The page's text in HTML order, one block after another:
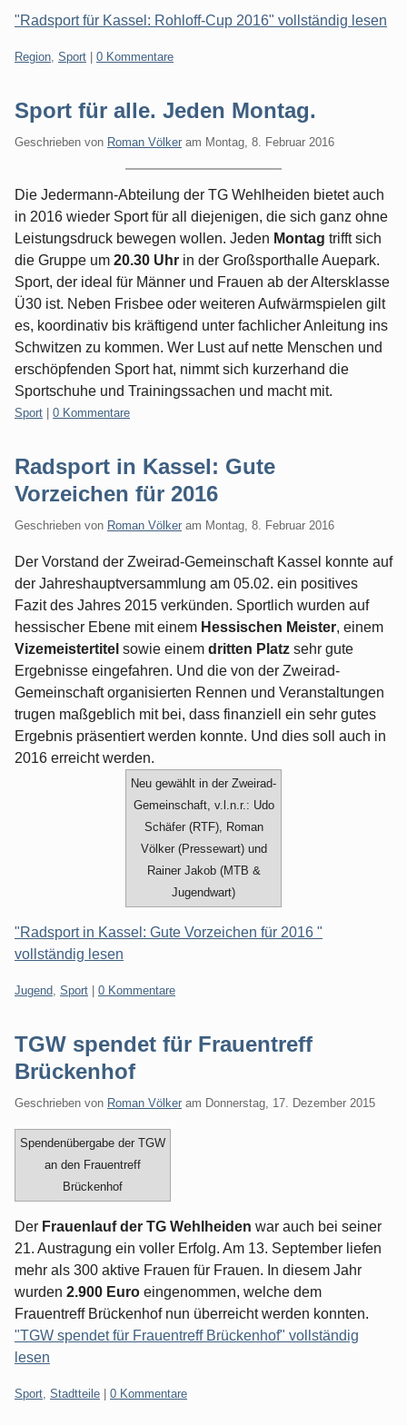
"Radsport für Kassel: Rohloff-Cup 2016" vollständig lesen
Kategorien:
Region Sport 0 Kommentare
Sport für alle. Jeden Montag.
Geschrieben von Roman Völker am Montag, 8. Februar 2016
Die Jedermann-Abteilung der TG Wehlheiden bietet auch
in 2016 wieder Sport für all diejenigen, die sich ganz ohne
Leistungsdruck bewegen wollen. Jeden Montag trifft sich
die Gruppe um 20.30 Uhr in der Großsporthalle Auepark.
Sport, der ideal für Männer und Frauen ab der Altersklasse
Ü30 ist. Neben Frisbee oder weiteren Aufwärmspielen gilt
es, koordinativ bis kräftigend unter fachlicher Anleitung ins
Schwitzen zu kommen. Wer Lust auf nette Menschen und
erschöpfenden Sport hat, nimmt sich kurzerhand die
Sportschuhe und Trainingssachen und macht mit.
Kategorien:
Sport 0 Kommentare
Radsport in Kassel: Gute
Vorzeichen für 2016
Geschrieben von Roman Völker am Montag, 8. Februar 2016
Der Vorstand der Zweirad-Gemeinschaft Kassel konnte auf
der Jahreshauptversammlung am 05.02. ein positives
Fazit des Jahres 2015 verkünden. Sportlich wurden auf
hessischer Ebene mit einem Hessischen Meister, einem
Vizemeistertitel sowie einem dritten Platz sehr gute
Ergebnisse eingefahren. Und die von der Zweirad-
Gemeinschaft organisierten Rennen und Veranstaltungen
trugen maßgeblich mit bei, dass finanziell ein sehr gutes
Ergebnis präsentiert werden konnte. Und dies soll auch in
2016 erreicht werden.
Neu gewählt in der Zweirad-
Gemeinschaft, v.l.n.r.: Udo
Schäfer (RTF), Roman
Völker (Pressewart) und
Rainer Jakob (MTB &
Jugendwart)
"Radsport in Kassel: Gute Vorzeichen für 2016 "
vollständig lesen
Kategorien:
Jugend Sport 0 Kommentare
TGW spendet für Frauentreff
Brückenhof
Geschrieben von Roman Völker am Donnerstag, 17. Dezember 2015
Spendenübergabe der TGW
an den Frauentreff
Brückenhof
Der Frauenlauf der TG Wehlheiden war auch bei seiner
21. Austragung ein voller Erfolg. Am 13. September liefen
mehr als 300 aktive Frauen für Frauen. In diesem Jahr
wurden 2.900 Euro eingenommen, welche dem
Frauentreff Brückenhof nun überreicht werden konnten.
"TGW spendet für Frauentreff Brückenhof" vollständig
lesen
Kategorien:
Sport Stadtteile 0 Kommentare